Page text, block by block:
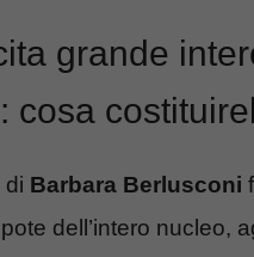
grande
cosa
di Barbara Berlusconi
dell’intero nucleo,